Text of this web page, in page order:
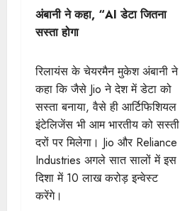
अंबानी ने कहा, “AI डेटा जितना
सस्ता होगा
रिलायंस के चेयरमैन मुकेश अंबानी ने
कहा कि जैसे Jio ने देश में डेटा को
सस्ता बनाया, वैसे ही आर्टिफिशियल
इंटेलिजेंस भी आम भारतीय को सस्ती
दरों पर मिलेगा। Jio और Reliance
Industries अगले सात सालों में इस
दिशा में 10 लाख करोड़ इन्वेस्ट
करेंगे।